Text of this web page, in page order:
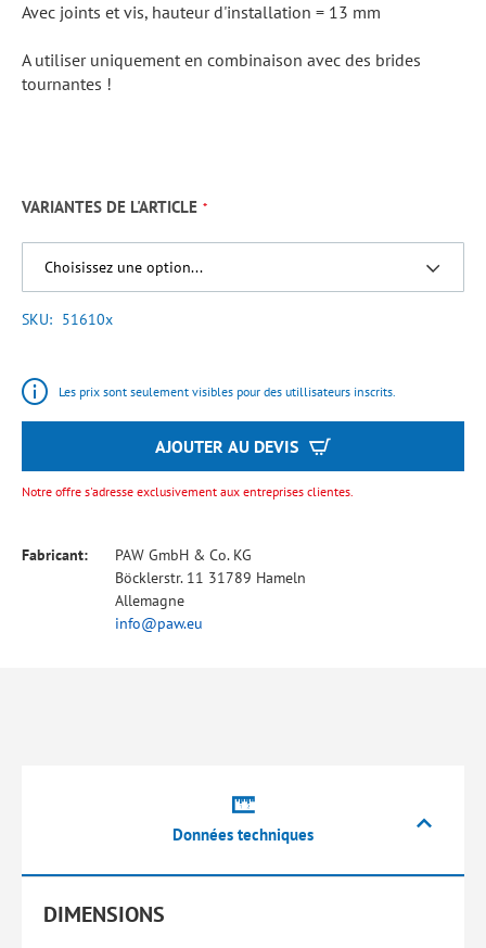
Avec joints et vis, hauteur d'installation = 13 mm
A utiliser uniquement en combinaison avec des brides
tournantes !
VARIANTES DE L'ARTICLE
SKU 51610x
Les prix sont seulement visibles pour des utillisateurs inscrits.
AJOUTER AU DEVIS
Notre offre s'adresse exclusivement aux entreprises clientes.
Fabricant:
PAW GmbH & Co. KG
Böcklerstr. 11 31789 Hameln
Allemagne
info@paw.eu
Données techniques
DIMENSIONS